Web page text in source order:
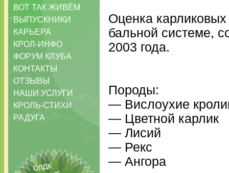
ВОТ ТАК ЖИВЁМ
ВЫПУСКНИКИ
КАРЬЕРА
КРОЛ-ИНФО
ФОРУМ КЛУБА
КОНТАКТЫ
ОТЗЫВЫ
НАШИ УСЛУГИ
КРОЛЬ-СТИХИ
РАДУГА
Оценка
бальной системе,
2003 года.
Породы:
— Вислоухие
— Цветной карлик
— Лисий
— Рекс
— Ангора